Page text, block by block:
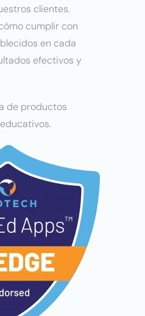
clientes.
cumplir con
en cada
efectivos y
de productos